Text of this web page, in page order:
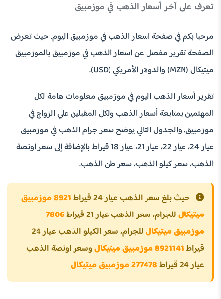
تعرف على آخر أسعار الذهب في موزمبيق
مرحبا بكم في صفحة اسعار الذهب في موزمبيق اليوم. حيث تعرض
الصفحة تقرير مفصل عن اسعار الذهب في موزمبيق بالموزمبيق
ميتيكال (MZN) والدولار الأمريكي (USD).
تقرير أسعار الذهب اليوم في موزمبيق معلومات هامة لكل
المهتمين بمتابعة أسعار الذهب ولكل المقبلين علي الزواج في
موزمبيق. والجدول التالي يوضح سعر جرام الذهب في موزمبيق
عيار 24، عيار 22، عيار 21، عيار 18 قيراط بالإضافة إلى سعر اونصة
الذهب، سعر كيلو الذهب، سعر طن الذهب.
حيث بلغ سعر الذهب عيار 24 قيراط
8921 موزمبيق
ميتيكالللجرام، سعر الذهب عيار 21 قيراط
7806
موزمبيق ميتيكال
للجرام، سعر الكيلو الذهب عيار 24
قيراط8921141 موزمبيق ميتيكال
وسعر اونصة الذهب
عيار 24 قيراط
277478 موزمبيق ميتيكال